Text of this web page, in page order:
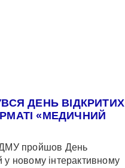
ДЕНЬ ВІДКРИТИХ
«МЕДИЧНИЙ
пройшов День
у новому інтерактивному